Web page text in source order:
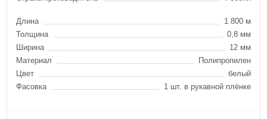
Длина
1 800 м
Толщина
0,8 мм
Ширина
12 мм
Материал
Полипропилен
Цвет
белый
Фасовка
1 шт. в рукавной плёнке